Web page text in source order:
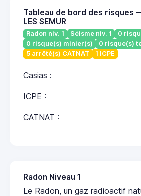
Tableau de bord des risques
LES SEMUR
Radon niv. 1 Séisme niv. 1
0
0 risque(s) minier(s)
0 risque(s)
5 arrêté(s) CATNAT
1 ICPE
Casias :
ICPE :
CATNAT :
Radon Niveau 1
Le Radon, un gaz radioactif